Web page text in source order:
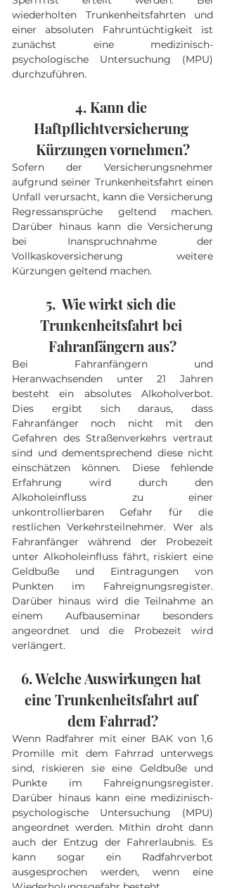
wiederholten Trunkenheitsfahrten und
einer absoluten Fahruntüchtigkeit ist
zunächst eine medizinisch-
psychologische Untersuchung (MPU)
durchzuführen.
4. Kann die
Haftpflichtversicherung
Kürzungen vornehmen?
Sofern der Versicherungsnehmer
aufgrund seiner Trunkenheitsfahrt einen
Unfall verursacht, kann die Versicherung
Regressansprüche geltend machen.
Darüber hinaus kann die Versicherung
bei Inanspruchnahme der
Vollkaskoversicherung weitere
Kürzungen geltend machen.
5.  Wie wirkt sich die
Trunkenheitsfahrt bei
Fahranfängern aus?
Bei Fahranfängern und
Heranwachsenden unter 21 Jahren
besteht ein absolutes Alkoholverbot.
Dies ergibt sich daraus, dass
Fahranfänger noch nicht mit den
Gefahren des Straßenverkehrs vertraut
sind und dementsprechend diese nicht
einschätzen können. Diese fehlende
Erfahrung wird durch den
Alkoholeinfluss zu einer
unkontrollierbaren Gefahr für die
restlichen Verkehrsteilnehmer. Wer als
Fahranfänger während der Probezeit
unter Alkoholeinfluss fährt, riskiert eine
Geldbuße und Eintragungen von
Punkten im Fahreignungsregister.
Darüber hinaus wird die Teilnahme an
einem Aufbauseminar besonders
angeordnet und die Probezeit wird
verlängert.
6. Welche Auswirkungen hat
eine Trunkenheitsfahrt auf
dem Fahrrad?
Wenn Radfahrer mit einer BAK von 1,6
Promille mit dem Fahrrad unterwegs
sind, riskieren sie eine Geldbuße und
Punkte im Fahreignungsregister.
Darüber hinaus kann eine medizinisch-
psychologische Untersuchung (MPU)
angeordnet werden. Mithin droht dann
auch der Entzug der Fahrerlaubnis. Es
kann sogar ein Radfahrverbot
ausgesprochen werden, wenn eine